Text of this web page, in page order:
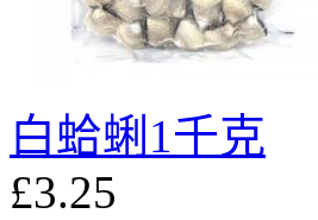
白蛤蜊1千克
£3.25